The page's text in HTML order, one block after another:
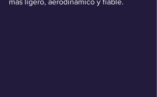
más ligero, aerodinámico y fiable.